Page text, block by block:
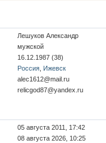
Лешуков Александр
мужской
16.12.1987 (38)
Россия Ижевск
alec1612@mail.ru
relicgod87@yandex.ru
05 августа 2011, 17:42
08 августа 2026, 10:25